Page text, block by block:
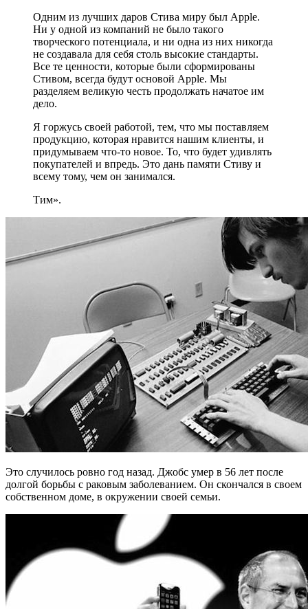
Одним из лучших даров Стива миру был Apple.
Ни у одной из компаний не было такого
творческого потенциала, и ни одна из них никогда
не создавала для себя столь высокие стандарты.
Все те ценности, которые были сформированы
Стивом, всегда будут основой Apple. Мы
разделяем великую честь продолжать начатое им
дело.
Я горжусь своей работой, тем, что мы поставляем
продукцию, которая нравится нашим клиенты, и
придумываем что-то новое. То, что будет удивлять
покупателей и впредь. Это дань памяти Стиву и
всему тому, чем он занимался.
Тим».
Это случилось ровно год назад. Джобс умер в 56 лет после
долгой борьбы с раковым заболеванием. Он скончался в своем
собственном доме, в окружении своей семьи.